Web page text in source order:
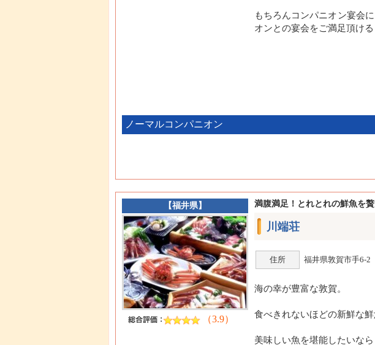
もちろんコンパニオン宴会
オンとの宴会をご満足頂け
ノーマルコンパニオン
【福井県】
（3.9）
満腹満足！とれとれの鮮魚を贅
川端荘
住所 福井県敦賀市手6-2
海の幸が豊富な敦賀。
食べきれないほどの新鮮な鮮
美味しい魚を堪能したいなら